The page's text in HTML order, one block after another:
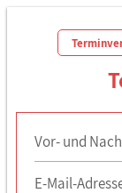
Vor- und
E-Mail-